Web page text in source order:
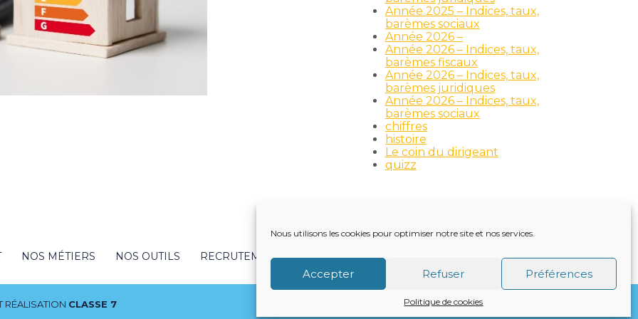
Nous utilisons les cookies pour optimiser notre site et nos services.
Accepter Refuser Préférences
Politique de cookies
Année 2025 – Indices, taux,
barèmes sociaux
Année 2026 –
Année 2026 – Indices, taux,
barèmes fiscaux
Année 2026 – Indices, taux,
barèmes juridiques
Année 2026 – Indices, taux,
barèmes sociaux
chiffres
histoire
Le coin du dirigeant
quizz
NOS MÉTIERS NOS OUTILS RECRUTEMENT NOTRE ACTUALITÉ VIE DU CABINET CONTACT
RÉALISATION CLASSE 7